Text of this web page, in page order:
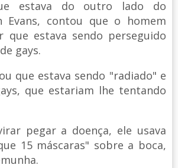
estava do outro lado do
Evans, contou que o homem
que estava sendo perseguido
gays.
que estava sendo "radiado" e
que estariam lhe tentando
pegar a doença, ele usava
15 máscaras" sobre a boca,